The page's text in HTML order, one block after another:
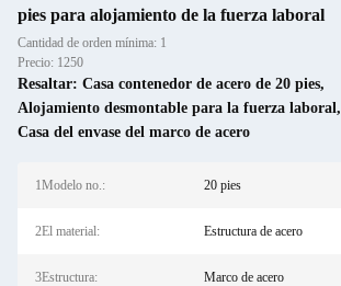
pies para alojamiento de la fuerza laboral
Cantidad de orden mínima: 1
Precio: 1250
Resaltar: Casa contenedor de acero de 20 pies,
Alojamiento desmontable para la fuerza laboral,
Casa del envase del marco de acero
1Modelo no.: 20 pies
2El material: Estructura de acero
3Estructura: Marco de acero